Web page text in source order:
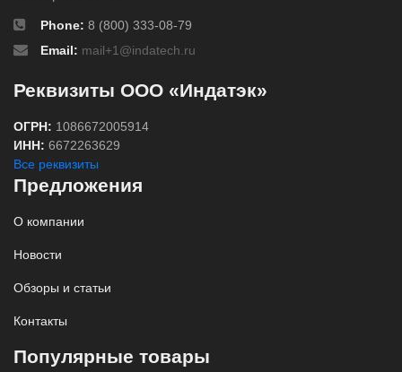
Phone: 8 (800) 333-08-79
Email: mail+1@indatech.ru
Реквизиты ООО «Индатэк»
ОГРН: 1086672005914
ИНН: 6672263629
Все реквизиты
Предложения
О компании
Новости
Обзоры и статьи
Контакты
Популярные товары